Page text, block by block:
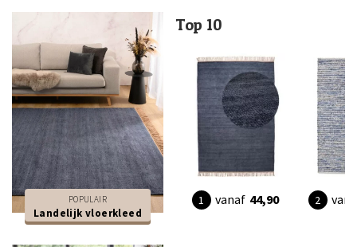
POPULAIR
Landelijk vloerkleed
Top 10
vanaf 44,90